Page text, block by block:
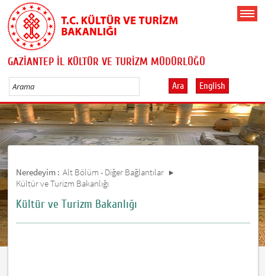
GAZİANTEP İL KÜLTÜR VE TURİZM MÜDÜRLÜĞÜ
Ara English
Neredeyim : Alt Bölüm - Diğer Bağlantılar
Kültür ve Turizm Bakanlığı
Kültür ve Turizm Bakanlığı